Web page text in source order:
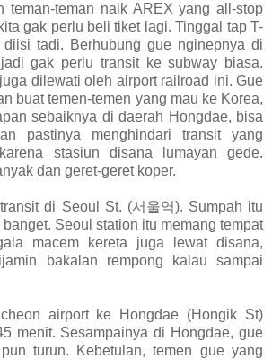
teman-teman naik AREX yang all-stop
gak perlu beli tiket lagi. Tinggal tap T-
tadi. Berhubung gue nginepnya di
gak perlu transit ke subway biasa.
dilewati oleh airport railroad ini. Gue
buat temen-temen yang mau ke Korea,
sebaiknya di daerah Hongdae, bisa
pastinya menghindari transit yang
stasiun disana lumayan gede.
dan geret-geret koper.
di Seoul St. (서울역). Sumpah itu
Seoul station itu memang tempat
macem kereta juga lewat disana,
bakalan rempong kalau sampai
airport ke Hongdae (Hongik St)
menit. Sesampainya di Hongdae, gue
turun. Kebetulan, temen gue yang